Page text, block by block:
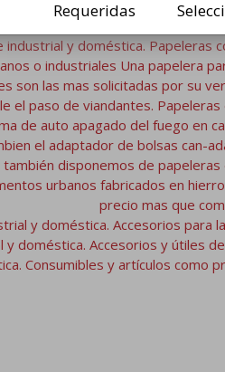
Queda guardado en la pared
desplegado permite cambiar
industrial y doméstica. Papeleras
o industriales Una papelera
son las mas solicitadas por su
el paso de viandantes.
de auto apagado del fuego en
el adaptador de bolsas can-
disponemos de
urbanos fabricados en
precio mas que
y doméstica. Accesorios para
doméstica. Accesorios y útiles
Consumibles y artículos como
Requeridas